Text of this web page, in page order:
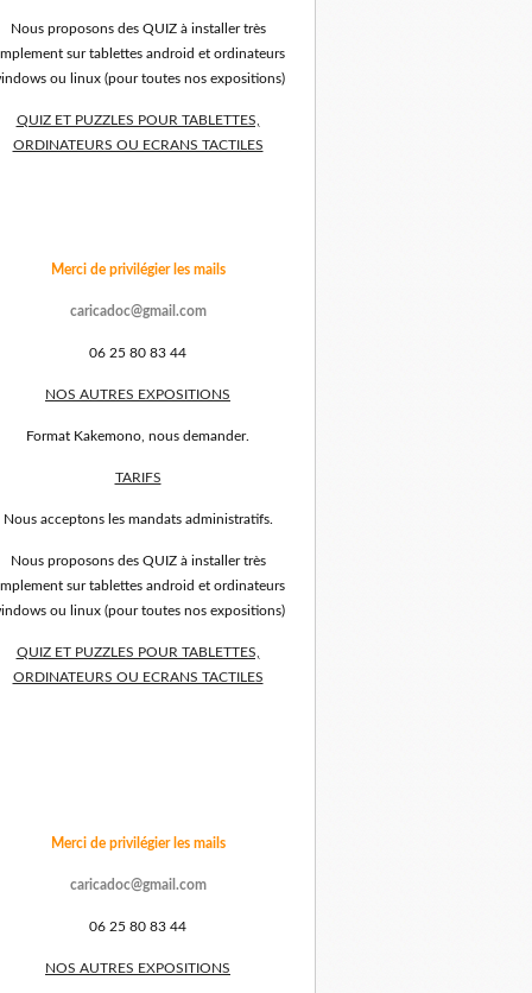
Nous proposons des QUIZ à installer très
sur tablettes android et ordinateurs
ou linux (pour toutes nos expositions)
QUIZ ET PUZZLES POUR TABLETTES,
ORDINATEURS OU ECRANS TACTILES
Merci de privilégier les mails
caricadoc@gmail.com
06 25 80 83 44
NOS AUTRES EXPOSITIONS
Format Kakemono, nous demander.
TARIFS
Nous acceptons les mandats administratifs.
Nous proposons des QUIZ à installer très
sur tablettes android et ordinateurs
ou linux (pour toutes nos expositions)
QUIZ ET PUZZLES POUR TABLETTES,
ORDINATEURS OU ECRANS TACTILES
Merci de privilégier les mails
caricadoc@gmail.com
06 25 80 83 44
NOS AUTRES EXPOSITIONS